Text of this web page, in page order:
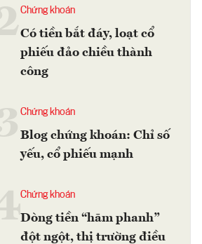
2Chứng khoán
Có tiền bắt đáy, loạt cổ
phiếu đảo chiều thành
công
Chứng khoán
Blog chứng khoán: Chỉ số
yếu, cổ phiếu mạnh
4Chứng khoán
Dòng tiền “hãm phanh”
đột ngột, thị trường điều